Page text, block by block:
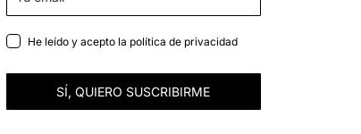
He leído y acepto la política de privacidad
SÍ, QUIERO SUSCRIBIRME